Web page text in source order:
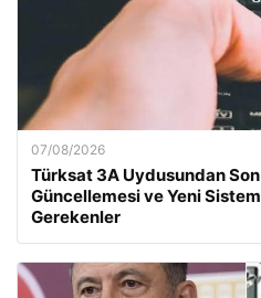
07/08/2026
Türksat 3A Uydusundan
Güncellemesi ve Yeni
Gerekenler